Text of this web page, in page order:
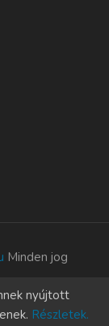
Minden jog
nyújtott
Részletek.